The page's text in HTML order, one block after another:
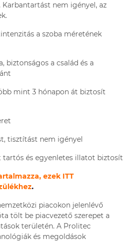
nem igényel, az
a szoba méretének
biztonságos a család és a
mint 3 hónapon át biztosít
tisztítást nem igényel
tartós és egyenletes illatot biztosít
ezek ITT
.
piacokon jelenlévő
tölt be piacvezető szerepet a
területén. A Prolitec
és megoldások